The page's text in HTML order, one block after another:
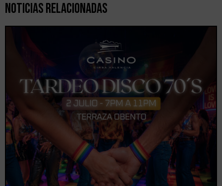
Noticias Relacionadas